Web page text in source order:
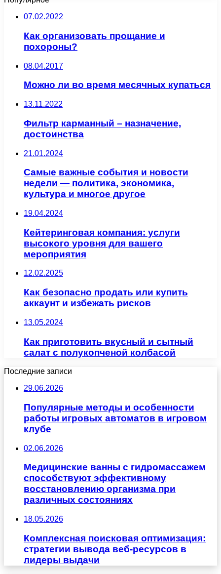
07.02.2022
Как организовать прощание и
похороны?
08.04.2017
Можно ли во время месячных купаться
13.11.2022
Фильтр карманный – назначение,
достоинства
21.01.2024
Самые важные события и новости
недели — политика, экономика,
культура и многое другое
19.04.2024
Кейтеринговая компания: услуги
высокого уровня для вашего
мероприятия
12.02.2025
Как безопасно продать или купить
аккаунт и избежать рисков
13.05.2024
Как приготовить вкусный и сытный
салат с полукопченой колбасой
Последние записи
29.06.2026
Популярные методы и особенности
работы игровых автоматов в игровом
клубе
02.06.2026
Медицинские ванны с гидромассажем
способствуют эффективному
восстановлению организма при
различных состояниях
18.05.2026
Комплексная поисковая оптимизация:
стратегии вывода веб-ресурсов в
лидеры выдачи